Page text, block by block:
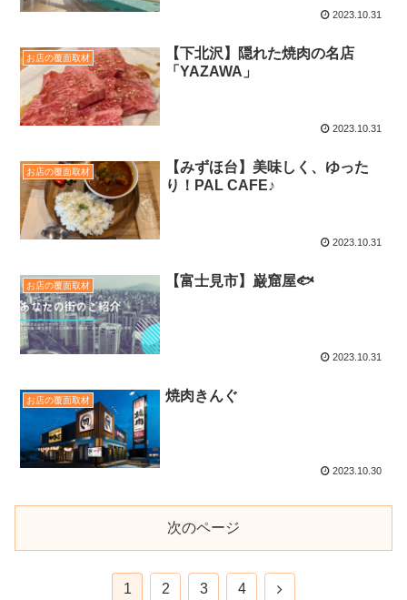
2023.10.31
お店の覆面取材
【下北沢】隠れた焼肉の名店
「YAZAWA」
2023.10.31
お店の覆面取材
【みずほ台】美味しく、ゆった
り！PAL CAFE♪
2023.10.31
お店の覆面取材 【富士見市】巌窟屋🐟
2023.10.31
お店の覆面取材 焼肉きんぐ
2023.10.30
次のページ
1 2 3 4